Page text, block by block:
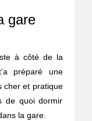
gare
à côté de la
préparé une
cher et pratique
de quoi dormir
la gare.